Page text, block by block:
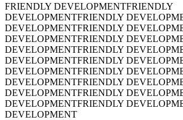
FRIENDLY DEVELOPMENTFRIENDLY
DEVELOPMENTFRIENDLY
DEVELOPMENTFRIENDLY
DEVELOPMENTFRIENDLY
DEVELOPMENTFRIENDLY
DEVELOPMENTFRIENDLY
DEVELOPMENTFRIENDLY
DEVELOPMENTFRIENDLY
DEVELOPMENTFRIENDLY
DEVELOPMENTFRIENDLY
DEVELOPMENT